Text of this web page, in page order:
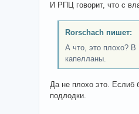
И РПЦ говорит, что с
Rorschach пишет:
А что, это плохо?
капелланы.
Да не плохо это. Еслиб
подлодки.